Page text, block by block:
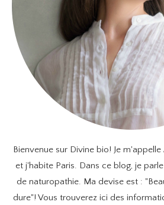
Bienvenue sur Divine bio! Je
et j'habite Paris. Dans ce blog, je
de naturopathie. Ma devise est :
dure"! Vous trouverez ici des